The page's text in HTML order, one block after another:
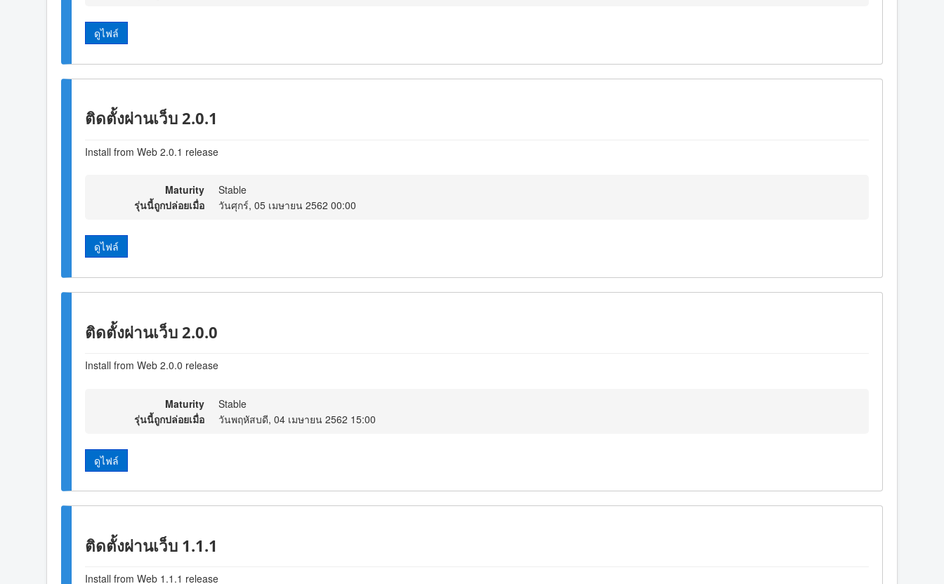
ดูไฟล์
ติดตั้งผ่านเว็บ 2.0.1
Install from Web 2.0.1 release
Maturity
Stable
รุ่นนี้ถูกปล่อยเมื่อ
วันศุกร์, 05 เมษายน 2562 00:00
ดูไฟล์
ติดตั้งผ่านเว็บ 2.0.0
Install from Web 2.0.0 release
Maturity
Stable
รุ่นนี้ถูกปล่อยเมื่อ
วันพฤหัสบดี, 04 เมษายน 2562 15:00
ดูไฟล์
ติดตั้งผ่านเว็บ 1.1.1
Install from Web 1.1.1 release